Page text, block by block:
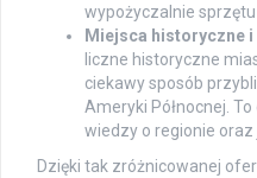
wypożyczalnie
Miejsca historyczne i
liczne historyczne
ciekawy sposób
Ameryki Północnej.
wiedzy o regionie oraz
Dzięki tak zróżnicowanej